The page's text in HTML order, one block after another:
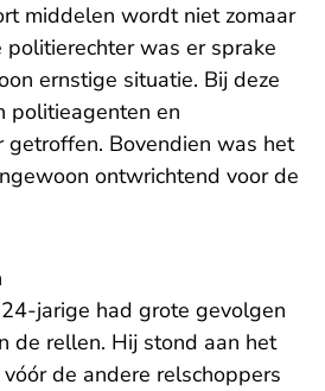
middelen wordt niet zomaar
politierechter was er sprake
ernstige situatie. Bij deze
politieagenten en
getroffen. Bovendien was het
ontwrichtend voor de
jarige had grote gevolgen
de rellen. Hij stond aan het
de andere relschoppers